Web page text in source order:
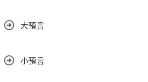
大預言
小預言